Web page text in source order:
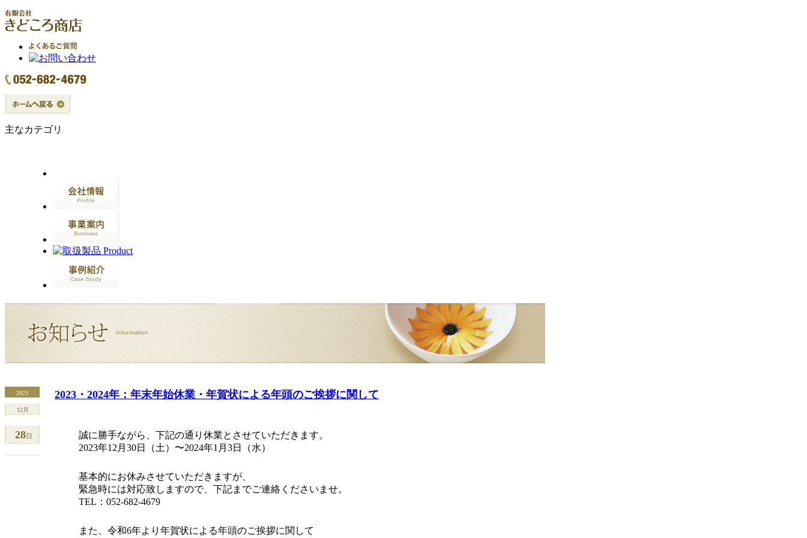
主なカテゴリ
2023
12月
28日
2023・2024年：年末年始休業・年賀状による年頭のご挨拶に関して
誠に勝手ながら、下記の通り休業とさせていただきます。
2023年12月30日（土）〜2024年1月3日（水）
基本的にお休みさせていただきますが、
緊急時には対応致しますので、下記までご連絡くださいませ。
TEL：052-682-4679
また、令和6年より年賀状による年頭のご挨拶に関して